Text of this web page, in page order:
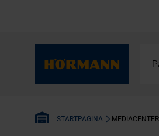
STARTPAGINA MEDIACENTER